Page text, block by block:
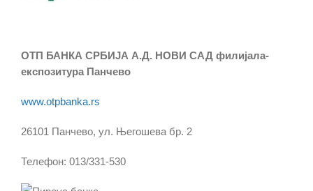
ОТП БАНКА СРБИЈА А.Д. НОВИ САД филијала-
експозитура Панчево
www.otpbanka.rs
26101 Панчево, ул. Његошева бр. 2
Телефон: 013/331-530